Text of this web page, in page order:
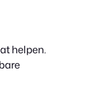
helpen.